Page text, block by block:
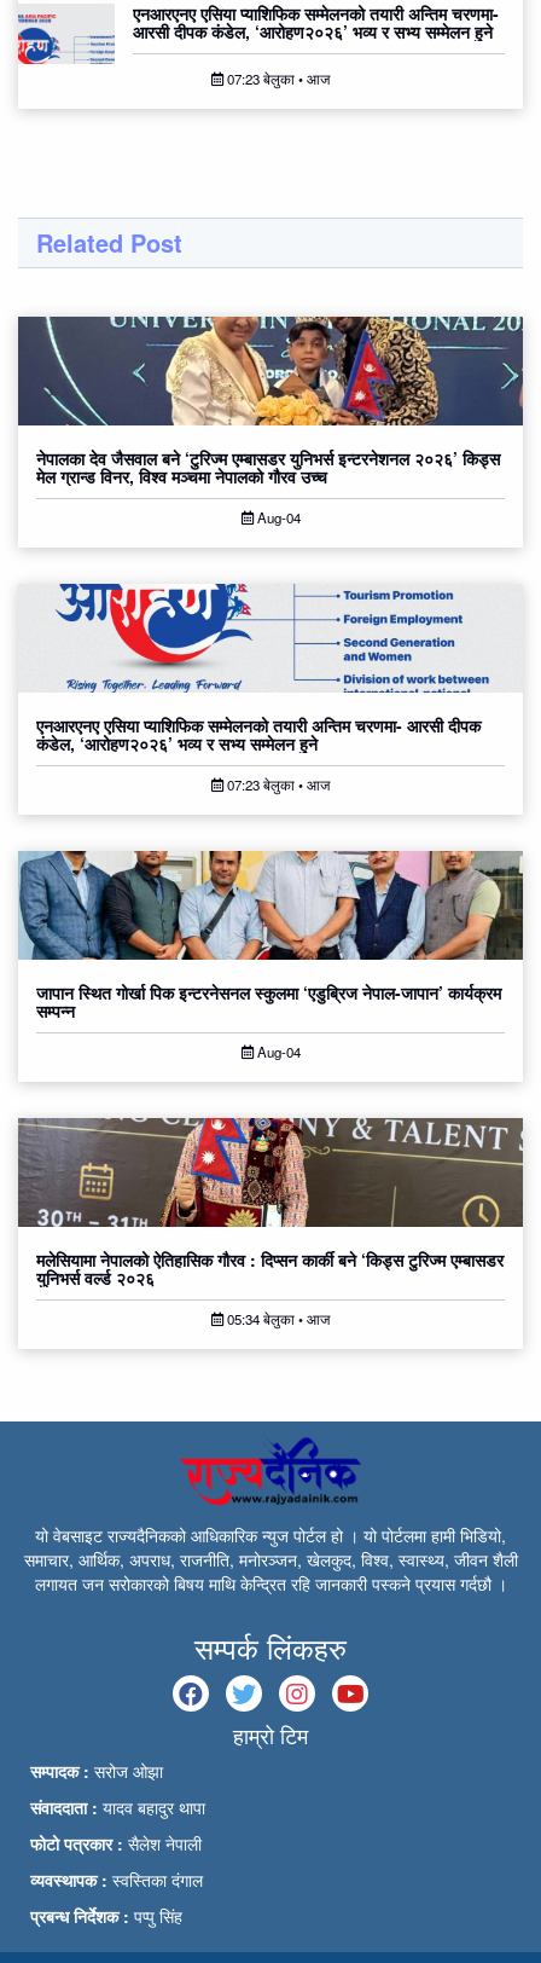
एनआरएनए एसिया प्याशिफिक सम्मेलनको तयारी अन्तिम चरणमा-
आरसी दीपक कंडेल, ‘आरोहण२०२६’ भव्य र सभ्य सम्मेलन हुने
07:23 बेलुका • आज
Related Post
नेपालका देव जैसवाल बने ‘टुरिज्म एम्बासडर युनिभर्स इन्टरनेशनल २०२६’ किड्स
मेल ग्रान्ड विनर, विश्व मञ्चमा नेपालको गौरव उच्च
Aug-04
एनआरएनए एसिया प्याशिफिक सम्मेलनको तयारी अन्तिम चरणमा- आरसी दीपक
कंडेल, ‘आरोहण२०२६’ भव्य र सभ्य सम्मेलन हुने
07:23 बेलुका • आज
जापान स्थित गोर्खा पिक इन्टरनेसनल स्कुलमा ‘एडुब्रिज नेपाल-जापान’ कार्यक्रम
सम्पन्न
Aug-04
मलेसियामा नेपालको ऐतिहासिक गौरव : दिप्सन कार्की बने ‘किड्स टुरिज्म एम्बासडर
युनिभर्स वर्ल्ड २०२६
05:34 बेलुका • आज
यो वेबसाइट राज्यदैनिकको आधिकारिक न्युज पोर्टल हो । यो पोर्टलमा हामी भिडियो,
समाचार, आर्थिक, अपराध, राजनीति, मनोरञ्जन, खेलकुद, विश्व, स्वास्थ्य, जीवन शैली
लगायत जन सरोकारको बिषय माथि केन्द्रित रहि जानकारी पस्कने प्रयास गर्दछौ ।
सम्पर्क लिंकहरु
हाम्रो टिम
सम्पादक : सरोज ओझा
संवाददाता : यादव बहादुर थापा
फोटो पत्रकार : सैलेश नेपाली
व्यवस्थापक : स्वस्तिका दंगाल
प्रबन्ध निर्देशक : पप्पु सिंह